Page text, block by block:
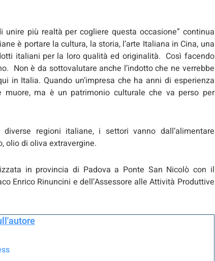
più realtà per cogliere questa occasione” continua
è portare la cultura, la storia, l’arte Italiana in Cina, una
italiani per la loro qualità ed originalità. Così facendo
Non è da sottovalutare anche l’indotto che ne verrebbe
in Italia. Quando un’impresa che ha anni di esperienza
ma è un patrimonio culturale che va perso per
regioni italiane, i settori vanno dall’alimentare
olio di oliva extravergine.
in provincia di Padova a Ponte San Nicolò con il
Enrico Rinuncini e dell’Assessore alle Attività Produttive